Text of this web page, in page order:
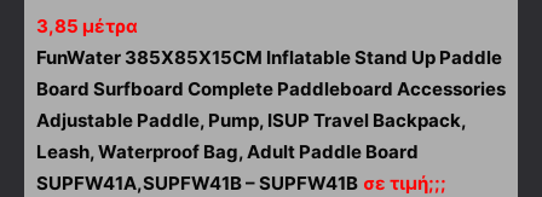
3,85 μέτρα
FunWater 385X85X15CM Inflatable Stand Up Paddle
Board Surfboard Complete Paddleboard Accessories
Adjustable Paddle, Pump, ISUP Travel Backpack,
Leash, Waterproof Bag, Adult Paddle Board
SUPFW41A,SUPFW41B – SUPFW41B σε τιμή;;;